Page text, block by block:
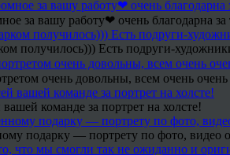
за вашу работу❤ очень благодарна
получилось))) Есть подруги-
очень довольны, всем очень
команде за портрет на холсте!
подарку — портрету по фото, видео